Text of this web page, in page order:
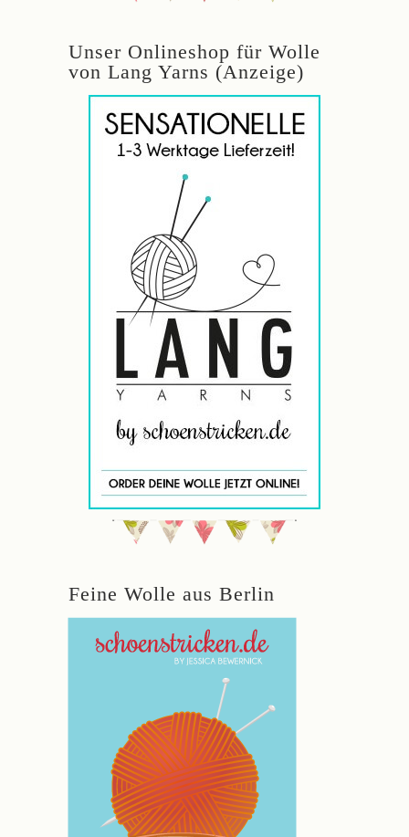
Unser Onlineshop für Wolle
von Lang Yarns (Anzeige)
Feine Wolle aus Berlin